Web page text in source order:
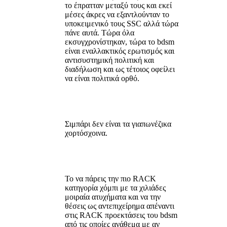
το έπρατταν μεταξύ τους και εκεί
μέσες άκρες να εξαντλούνταν το
υποκειμενικό τους SSC αλλά τώρα
πάνε αυτά. Τώρα όλα
εκσυγχρονίστηκαν, τώρα το bdsm
είναι εναλλακτικός ερωτισμός και
αντισυστημική πολιτική και
διαδήλωση και ως τέτοιος οφείλει
να είναι πολιτικά ορθό.
Σιμπάρι δεν είναι τα γιαπωνέζικα
χορτόσχοινα.
Το να πάρεις την πιο RACK
κατηγορία χόμπι με τα χιλιάδες
μοιραία ατυχήματα και να την
θέσεις ως αντεπιχείρημα απέναντι
στις RACK προεκτάσεις του bdsm
από τις οποίες ανάθεμα με αν